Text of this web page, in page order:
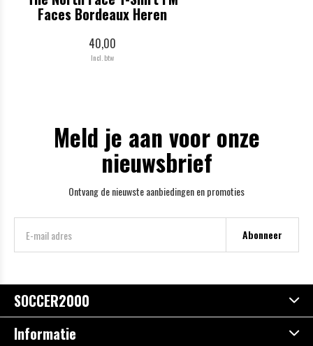
Faces Bordeaux Heren
40,00
Incl. btw
Meld je aan voor onze
nieuwsbrief
Ontvang de nieuwste aanbiedingen en promoties
Abonneer
SOCCER2000
Informatie